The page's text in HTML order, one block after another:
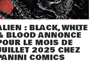
: BLACK, WHITE
BLOOD ANNONCÉ
LE MOIS DE
2025 CHEZ
COMICS